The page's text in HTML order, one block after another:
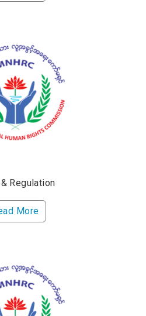
Regulation
More